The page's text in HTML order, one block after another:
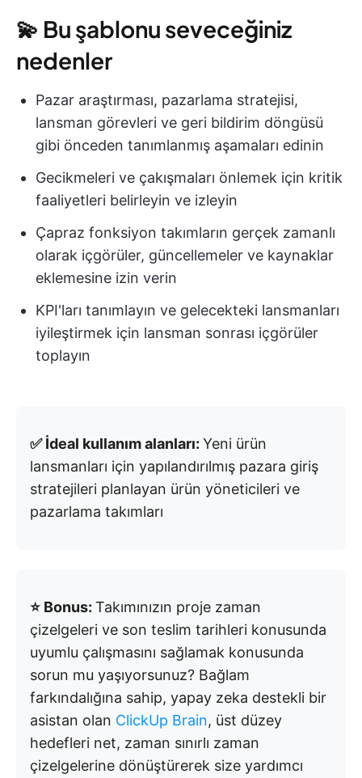
💫 Bu şablonu seveceğiniz
nedenler
Pazar araştırması, pazarlama stratejisi,
lansman görevleri ve geri bildirim döngüsü
gibi önceden tanımlanmış aşamaları edinin
Gecikmeleri ve çakışmaları önlemek için kritik
faaliyetleri belirleyin ve izleyin
Çapraz fonksiyon takımların gerçek zamanlı
olarak içgörüler, güncellemeler ve kaynaklar
eklemesine izin verin
KPI'ları tanımlayın ve gelecekteki lansmanları
iyileştirmek için lansman sonrası içgörüler
toplayın
✅ İdeal kullanım alanları: Yeni ürün
lansmanları için yapılandırılmış pazara giriş
stratejileri planlayan ürün yöneticileri ve
pazarlama takımları
⭐ Bonus: Takımınızın proje zaman
çizelgeleri ve son teslim tarihleri konusunda
uyumlu çalışmasını sağlamak konusunda
sorun mu yaşıyorsunuz? Bağlam
farkındalığına sahip, yapay zeka destekli bir
asistan olan ClickUp Brain, üst düzey
hedefleri net, zaman sınırlı zaman
çizelgelerine dönüştürerek size yardımcı